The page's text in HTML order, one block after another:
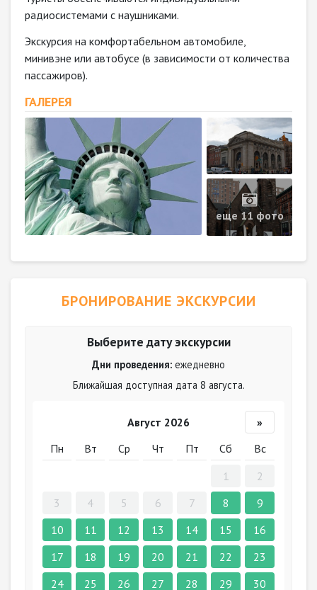
радиосистемами с наушниками.
Экскурсия на комфортабельном автомобиле,
минивэне или автобусе (в зависимости от количества
пассажиров).
ГАЛЕРЕЯ
еще 11 фото
БРОНИРОВАНИЕ ЭКСКУРСИИ
Выберите дату экскурсии
Дни проведения: ежедневно
Ближайшая доступная дата 8 августа.
Август 2026
»
Пн
Вт Ср Чт Пт Сб
Вс
1
2
3
4 5 6 7 8
9
10
11 12 13 14 15
16
17
18 19 20 21 22
23
24
25 26 27 28 29
30